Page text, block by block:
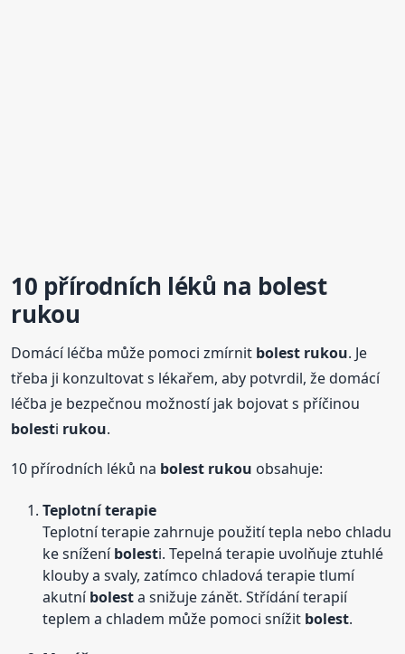
10 přírodních léků na bolest
rukou
Domácí léčba může pomoci zmírnit bolest rukou. Je
třeba ji konzultovat s lékařem, aby potvrdil, že domácí
léčba je bezpečnou možností jak bojovat s příčinou
bolesti rukou.
10 přírodních léků na bolest rukou obsahuje:
Teplotní terapie
Teplotní terapie zahrnuje použití tepla nebo chladu
ke sníženíbolesti. Tepelná terapie uvolňuje ztuhlé
klouby a svaly, zatímco chladová terapie tlumí
akutníbolesta snižuje zánět. Střídání terapií
teplem a chladem může pomoci snížit bolest.